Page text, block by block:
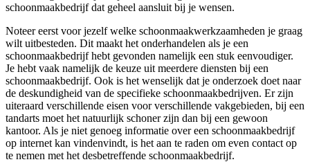
schoonmaakbedrijf dat geheel aansluit bij je wensen.
Noteer eerst voor jezelf welke schoonmaakwerkzaamheden je graag
wilt uitbesteden. Dit maakt het onderhandelen als je een
schoonmaakbedrijf hebt gevonden namelijk een stuk eenvoudiger.
Je hebt vaak namelijk de keuze uit meerdere diensten bij een
schoonmaakbedrijf. Ook is het wenselijk dat je onderzoek doet naar
de deskundigheid van de specifieke schoonmaakbedrijven. Er zijn
uiteraard verschillende eisen voor verschillende vakgebieden, bij een
tandarts moet het natuurlijk schoner zijn dan bij een gewoon
kantoor. Als je niet genoeg informatie over een schoonmaakbedrijf
op internet kan vindenvindt, is het aan te raden om even contact op
te nemen met het desbetreffende schoonmaakbedrijf.